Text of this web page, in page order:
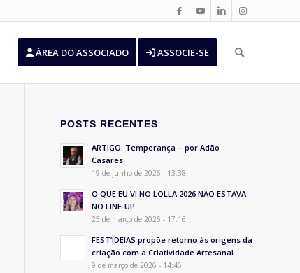
ÁREA DO ASSOCIADO ASSOCIE-SE
POSTS RECENTES
ARTIGO: Temperança – por Adão
Casares
19 de junho de 2026 - 13:38
O QUE EU VI NO LOLLA 2026 NÃO ESTAVA
NO LINE-UP
25 de março de 2026 - 17:16
FEST’IDEIAS propõe retorno às origens da
criação com a Criatividade Artesanal
9 de março de 2026 - 14:46